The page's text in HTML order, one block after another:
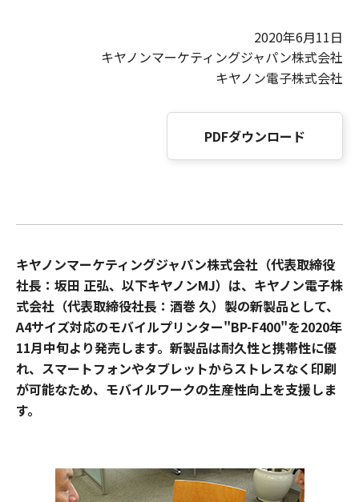
2020年6月11日
キヤノンマーケティングジャパン株式会社
キヤノン電子株式会社
PDFダウンロード
キヤノンマーケティングジャパン株式会社（代表取締役
社長：坂田 正弘、以下キヤノンMJ）は、キヤノン電子株
式会社（代表取締役社長：酒巻 久）製の新製品として、
A4サイズ対応のモバイルプリンター"BP-F400"を2020年
11月中旬より発売します。新製品は耐久性と携帯性に優
れ、スマートフォンやタブレットからストレスなく印刷
が可能なため、モバイルワークの生産性向上を支援しま
す。